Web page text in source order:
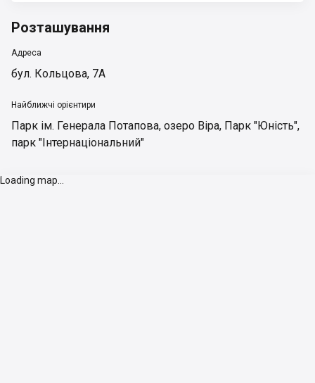
Розташування
Адреса
бул. Кольцова, 7А
Найближчі орієнтири
Парк ім. Генерала Потапова, озеро Віра, Парк "Юність",
парк "Інтернаціональний"
Loading map...